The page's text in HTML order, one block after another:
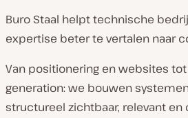
Buro Staal helpt technische
expertise beter te vertalen naar
Van positionering en websites
generation: we bouwen
structureel zichtbaar, relevant